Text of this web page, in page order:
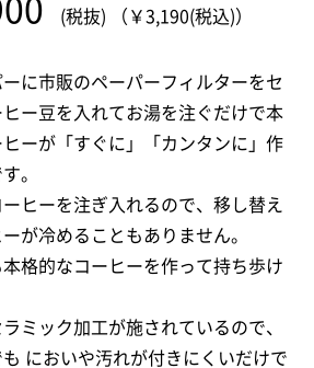
(税抜) （￥3,190(税込)）
に市販のペーパーフィルターをセ
ー豆を入れてお湯を注ぐだけで本
ーが「すぐに」「カンタンに」作
。
ヒーを注ぎ入れるので、移し替え
が冷めることもありません。
格的なコーヒーを作って持ち歩け
ミック加工が施されているので、
においや汚れが付きにくいだけで